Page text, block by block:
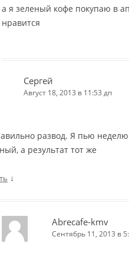
а я зеленый кофе покупаю в
нравится
Сергей
Август 18, 2013 в 11:53 дп
развод. Я пью
а результат тот же
↓
Abrecafe-kmv
Сентябрь 11, 2013 в